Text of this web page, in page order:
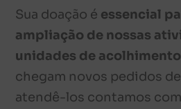
Sua doação é essencial
ampliação de nossas
unidades de acolhimento
chegam novos pedidos
atendê-los contamos